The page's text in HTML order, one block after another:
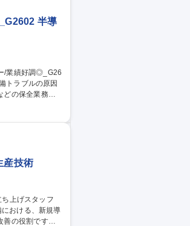
半導
どの保全業務全
産技術
おける、新規導
善の役割です。